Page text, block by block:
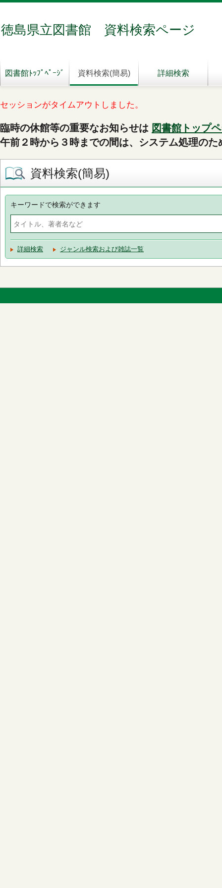
徳島県立図書館 資料検索ページ
図書館ﾄｯﾌﾟﾍﾟｰｼﾞ 資料検索(簡易) 詳細検索
セッションがタイムアウトしました。
臨時の休館等の重要なお知らせは 図書館トップ
午前２時から３時までの間は、システム処理の
資料検索(簡易)
キーワードで検索ができます
詳細検索 ジャンル検索および雑誌一覧